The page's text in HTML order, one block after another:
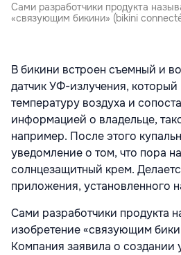
Сами разработчики продукта
«связующим бикини» (bikini
В бикини встроен съемный и
датчик УФ-излучения, который
температуру воздуха и
информацией о владельце,
например. После этого
уведомление о том, что пора
солнцезащитный крем.
приложения, установленного
Сами разработчики продукта
изобретение «связующим
Компания заявила о создании